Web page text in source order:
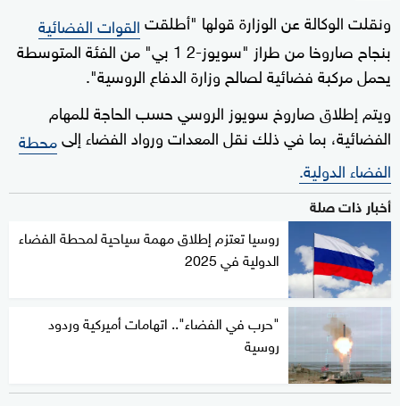
ونقلت الوكالة عن الوزارة قولها "أطلقتالقوات الفضائية
بنجاح صاروخا من طراز "سويوز-2 1 بي" من الفئة المتوسطة
يحمل مركبة فضائية لصالح وزارة الدفاع الروسية".
ويتم إطلاق صاروخ سويوز الروسي حسب الحاجة للمهام
الفضائية، بما في ذلك نقل المعدات ورواد الفضاء إلىمحطة
الفضاء الدولية.
أخبار ذات صلة
روسيا تعتزم إطلاق مهمة سياحية لمحطة الفضاء
الدولية في 2025
"حرب في الفضاء".. اتهامات أميركية وردود
روسية